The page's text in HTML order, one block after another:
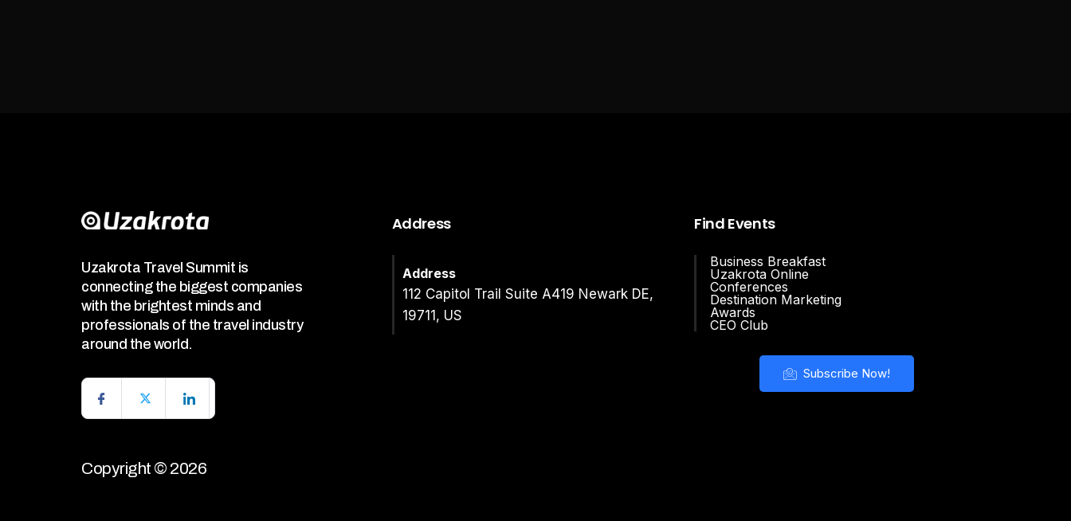
Uzakrota Travel Summit is
connecting the biggest companies
with the brightest minds and
professionals of the travel industry
around the world.
Copyright © 2026
Address
Address
112 Capitol Trail Suite A419 Newark DE,
19711, US
Find Events
Business Breakfast
Uzakrota Online
Conferences
Destination Marketing
Awards
CEO Club
Subscribe Now!